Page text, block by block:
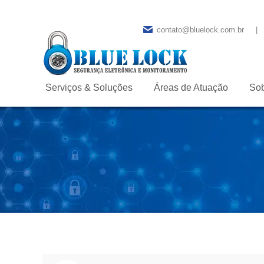
contato@bluelock.com.br |
Serviços & Soluções Áreas de Atuação